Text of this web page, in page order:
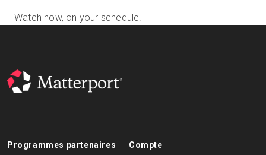
Ventes :+33 1 85 65 09 33
Watch now, on your schedule.
Programmes partenaires Compte